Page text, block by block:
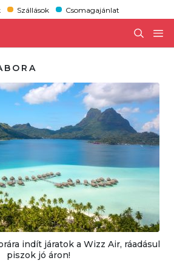
Szállások Csomagajánlat
indít járatok a Wizz Air, ráadásul
piszok jó áron!